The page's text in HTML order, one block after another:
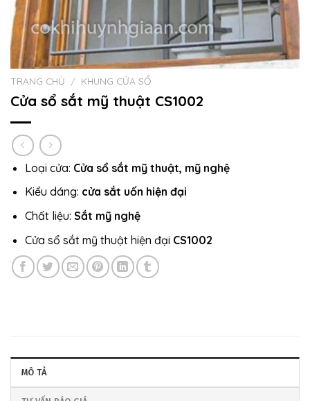
TRANG CHỦ / KHUNG CỬA SỔ
Cửa sổ sắt mỹ thuật CS1002
Loại cửa: Cửa sổ sắt mỹ thuật, mỹ nghệ
Kiểu dáng: cửa sắt uốn hiện đại
Chất liệu: Sắt mỹ nghệ
Cửa sổ sắt mỹ thuật hiện đại CS1002
MÔ TẢ